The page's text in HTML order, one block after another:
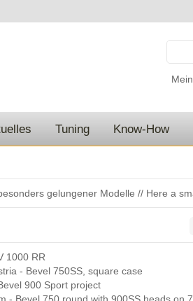
Tuning Know-How
gelungener Modelle // Here a